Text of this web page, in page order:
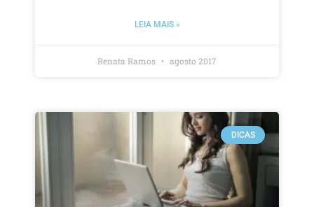
LEIA MAIS »
Renata Ramos agosto 2017
DICAS